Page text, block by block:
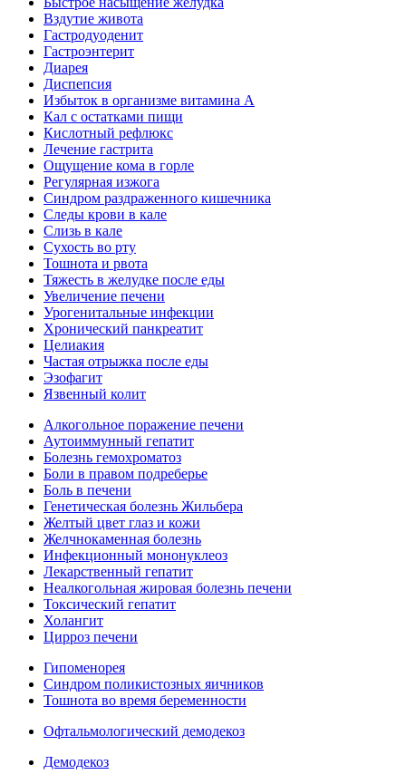
Вздутие живота
Гастродуоденит
Гастроэнтерит
Диарея
Диспепсия
Избыток в организме витамина А
Кал с остатками пищи
Кислотный рефлюкс
Лечение гастрита
Ощущение кома в горле
Регулярная изжога
Синдром раздраженного кишечника
Следы крови в кале
Слизь в кале
Сухость во рту
Тошнота и рвота
Тяжесть в желудке после еды
Увеличение печени
Урогенитальные инфекции
Хронический панкреатит
Целиакия
Частая отрыжка после еды
Эзофагит
Язвенный колит
Алкогольное поражение печени
Аутоиммунный гепатит
Болезнь гемохроматоз
Боли в правом подреберье
Боль в печени
Генетическая болезнь Жильбера
Желтый цвет глаз и кожи
Желчнокаменная болезнь
Инфекционный мононуклеоз
Лекарственный гепатит
Неалкогольная жировая болезнь печени
Токсический гепатит
Холангит
Цирроз печени
Гипоменорея
Синдром поликистозных яичников
Тошнота во время беременности
Офтальмологический демодекоз
Демодекоз